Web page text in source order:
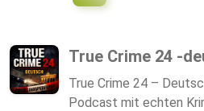
Haut gehen. ⚠️
und sind nicht für jeden
Danke, dass du
True Crime 24 -
True Crime 24 –
Podcast mit echten